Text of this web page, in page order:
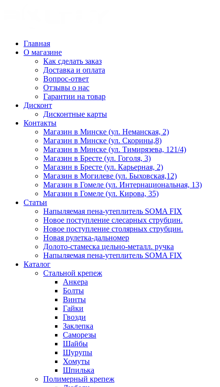
Главная
О магазине
Как сделать заказ
Доставка и оплата
Вопрос-ответ
Отзывы о нас
Гарантии на товар
Дисконт
Дисконтные карты
Контакты
Магазин в Минске (ул. Неманская, 2)
Магазин в Минске (ул. Скорины,8)
Магазин в Минске (ул. Тимирязева, 121/4)
Магазин в Бресте (ул. Гоголя, 3)
Магазин в Бресте (ул. Карьерная, 2)
Магазин в Могилеве (ул. Быховская,12)
Магазин в Гомеле (ул. Интернациональная, 13)
Магазин в Гомеле (ул. Кирова, 35)
Статьи
Напыляемая пена-утеплитель SOMA FIX
Новое поступление слесарных струбцин.
Новое поступление столярных струбцин.
Новая рулетка-дальномер
Долото-стамеска цельно-металл. ручка
Напыляемая пена-утеплитель SOMA FIX
Каталог
Стальной крепеж
Анкера
Болты
Винты
Гайки
Гвозди
Заклепка
Саморезы
Шайбы
Шурупы
Хомуты
Шпилька
Полимерный крепеж